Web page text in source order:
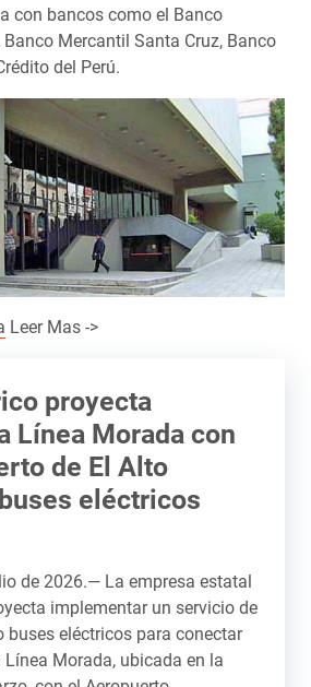
con bancos como el Banco
Mercantil Santa Cruz, Banco
del Perú.
Leer Mas ->
proyecta
Línea Morada con
de El Alto
eléctricos
de 2026.— La empresa estatal
implementar un servicio de
buses eléctricos para conectar
Morada, ubicada en la